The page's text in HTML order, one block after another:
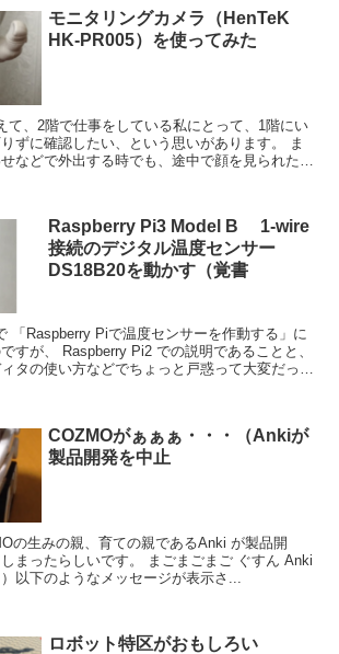
モニタリングカメラ（HenTeK
HK-PR005）を使ってみた
て、2階で仕事をしている私にとって、1階にい
ずに確認したい、という思いがあります。 ま
などで外出する時でも、途中で顔を見られたら
Raspberry Pi3 Model B 1-wire
接続のデジタル温度センサー
DS18B20を動かす（覚書
「Raspberry Piで温度センサーを作動する」に
すが、 Raspberry Pi2 での説明であることと、
タの使い方などでちょっと戸惑って大変だった
COZMOがぁぁぁ・・・（Ankiが
製品開発を中止
の生みの親、育ての親であるAnki が製品開
です。 まごまごまご ぐすん Anki
以下のようなメッセージが表示さ...
ロボット特区がおもしろい